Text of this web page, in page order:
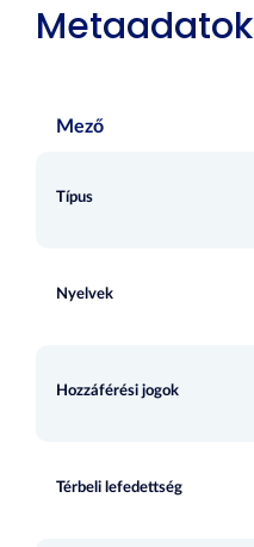
Metaadatok
Mező
Típus
Nyelvek
Hozzáférési jogok
Térbeli lefedettség